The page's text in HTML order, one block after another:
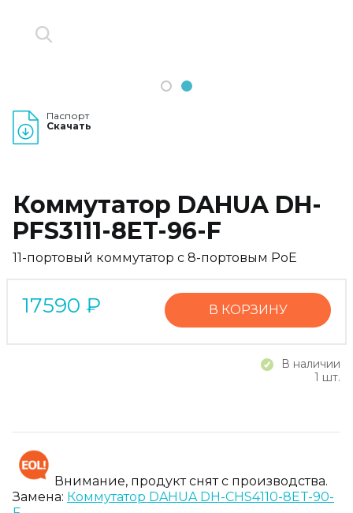
1 2
Паспорт
Скачать
Коммутатор DAHUA DH-
PFS3111-8ET-96-F
11-портовый коммутатор с 8-портовым PoE
17590 ₽ В КОРЗИНУ
В наличии
1 шт.
Внимание, продукт снят с производства.
Замена: Коммутатор DAHUA DH-CHS4110-8ET-90-